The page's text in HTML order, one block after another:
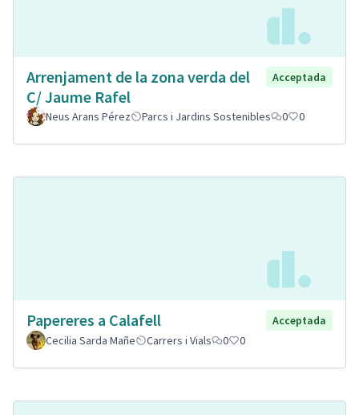
Arrenjament de la zona verda del
C/ Jaume Rafel
Acceptada
Neus Arans Pérez Parcs i Jardins Sostenibles 0 0
Papereres a Calafell
Acceptada
Cecilia Sarda Mañe
Carrers i Vials 0 0